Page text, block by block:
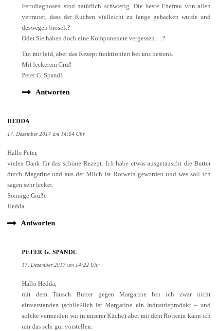
Ferndiagnosen sind natürlich schwierig. Die beste Ehefrau von allen
vermutet, dass der Kuchen vielleicht zu lange gebacken wurde und
deswegen bröselt?
Oder Sie haben doch eine Komponenete vergessen….?
Tut mir leid, aber das Rezept funktioniert bei uns bestens.
Mit leckerem Gruß
Peter G. Spandl
Antworten
HEDDA
17. Dezember 2017 um 14:04 Uhr
Hallo Peter,
vielen Dank für das schöne Rezept. Ich habe etwas ausgetauscht die Butter
durch Magarine und aus der Milch ist Rotwein geworden und was soll ich
sagen sehr lecker.
Sonnige Grüße
Hedda
Antworten
PETER G. SPANDL
17. Dezember 2017 um 14:22 Uhr
Hallo Hedda,
mit dem Tausch Butter gegen Margarine bin ich zwar nicht
einverstanden (schließlich ist Margarine ein Industrieprodukt – und
solche vermeiden wir in unserer Küche) aber mit dem Rotwein kann ich
mir das sehr gut vorstellen.